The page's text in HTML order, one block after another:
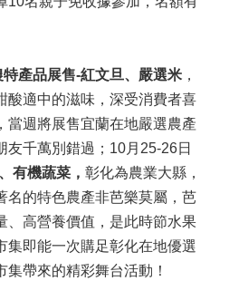
特產品展售-紅文旦、嚴選米 ，
酸適中的滋味，深受消費者喜
當週將展售宜蘭在地嚴選農產
友千萬別錯過；10月25-26日
有機蔬菜， 彰化為農業大縣，
名的特色農產非芭樂莫屬，芭
、高營養價值，是此時節水果
集即能一次購足彰化在地優選
帶來的精彩舞台活動！